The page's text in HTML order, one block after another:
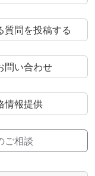
質問を投稿する
問い合わせ
情報提供
ご相談